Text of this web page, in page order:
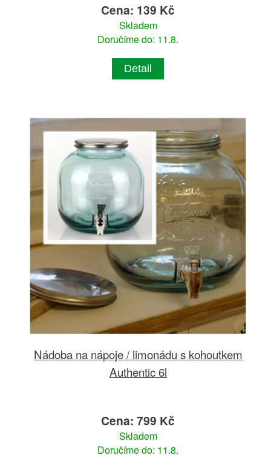
Cena: 139 Kč
Skladem
Doručíme do: 11.8.
Detail
Nádoba na nápoje / limonádu s kohoutkem
Authentic 6l
Cena: 799 Kč
Skladem
Doručíme do: 11.8.